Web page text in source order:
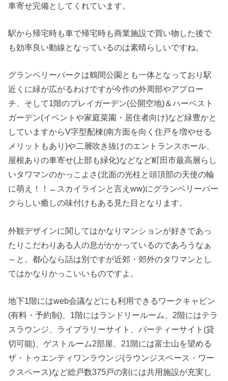
車寄せ完備としてくれています。
駅から帰宅時も車で帰宅時も商業施設で買い物した後で
も効率良い動線となっているのは素晴らしいですね。
グランベリーパークは鶴間公園とも一体となっており駅
近くに緑が広がるわけですが今作の外周部やアプロー
チ、そして1階のプレイガーデン(公開空地)＆ハーベスト
ガーデン(イベントや家庭菜園・居住者向け)など緑豊かと
していますからV字型配棟(南方面を向く住戸を増やせる
メリットもあり)や二層吹き抜けのエントランスホール、
屋根ありの車寄せ(上部も緑化)などなど町田市最高層らし
いタワマンのかっこよさ(北面の光柱と頭頂部の天使の輪
に萌え！！←スカイラインと言えww)にグランベリーパー
クらしい癒しの味付けもある見た目となります。
外観デザインに関してはかなりマンションが好きであっ
たりこだわりある人の息がかかっているのであろうなぁ
～と。都心なら話は別ですが近郊・郊外のタワマンとし
てはかなりかっこいいものですよ。
地下1階にはweb会議などにも利用できるワークキャビン
(有料・予約制)、1階にはランドリールーム、2階にはテラ
スラウンジ、ライブラリーサイト、パーティーサイト(貸
切可能)、ゲストルーム2部屋、21階には富士山を望める
ザ・トゥエンティワンラウンジ(ラウンジスペース・ワー
クスペース)など総戸数375戸の割には共用施設が充実し